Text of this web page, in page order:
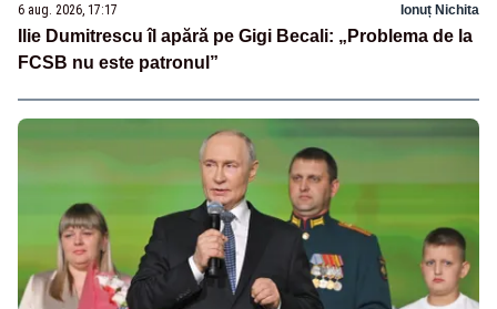
6 aug. 2026, 17:17 Ionuț Nichita
Ilie Dumitrescu îl apără pe Gigi Becali: „Problema de la
FCSB nu este patronul”